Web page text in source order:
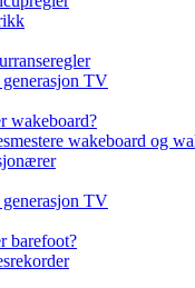
generasjon TV
wakeboard?
wakeboard og
generasjon TV
barefoot?